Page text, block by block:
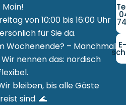
Moin!
von 10:00 bis 16:00 Uhr
für Sie da.
Wochenende? – Manchmal
nennen das: nordisch
bleiben, bis alle Gäste
sind. 🌊